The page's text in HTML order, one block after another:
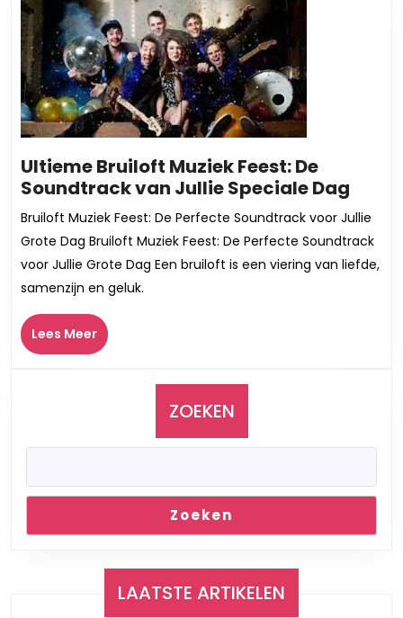
Ultieme Bruiloft Muziek Feest: De
Soundtrack van Jullie Speciale Dag
Feest:
De
Bruiloft Muziek Feest: De Perfecte Soundtrack voor Jullie
Grote Dag Bruiloft Muziek Feest: De Perfecte Soundtrack
voor Jullie Grote Dag Een bruiloft is een viering van liefde,
samenzijn en geluk.
Lees MeerLees
Meer
ZOEKEN
Zoeken
LAATSTE ARTIKELEN